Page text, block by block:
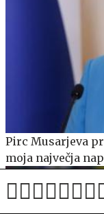
Pirc Musarjeva
moja največja